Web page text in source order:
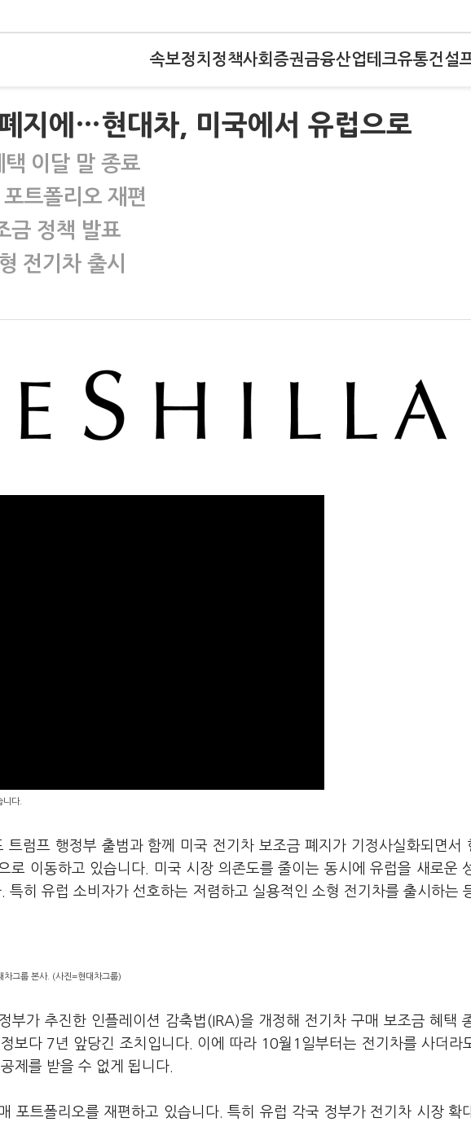
속보정치 정책사회 증권금융산업테크유통건설
지에…현대차, 미국에서 유럽으로
이달 말 종료
트폴리오 재편
금 정책 발표
전기차 출시
니다.
트럼프 행정부 출범과 함께 미국 전기차 보조금 폐지가 기정사실화되면서
로 이동하고 있습니다. 미국 시장 의존도를 줄이는 동시에 유럽을 새로운
특히 유럽 소비자가 선호하는 저렴하고 실용적인 소형 전기차를 출시하는
차그룹 본사. (사진=현대차그룹)
부가 추진한 인플레이션 감축법(IRA)을 개정해 전기차 구매 보조금 혜택
보다 7년 앞당긴 조치입니다. 이에 따라 10월1일부터는 전기차를 사더라
제를 받을 수 없게 됩니다.
포트폴리오를 재편하고 있습니다. 특히 유럽 각국 정부가 전기차 시장 확